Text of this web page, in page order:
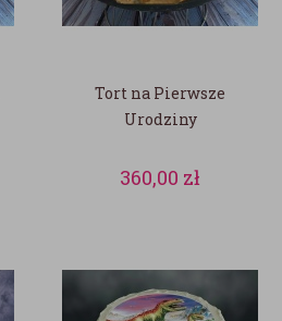
Tort na Pierwsze
Urodziny
360,00 zł